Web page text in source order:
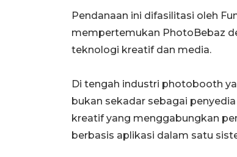
Pendanaan ini difasilitasi oleh
mempertemukan PhotoBebaz
teknologi kreatif dan media.
Di tengah industri photobooth
bukan sekadar sebagai
kreatif yang menggabungkan
berbasis aplikasi dalam satu